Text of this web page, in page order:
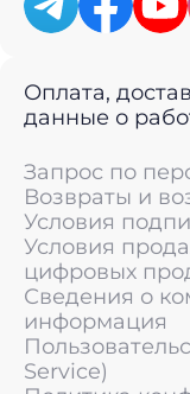
Оплата,
данные о
Запрос по
Возвраты и
Условия
Условия
цифровых
Сведения о
информация
Service)